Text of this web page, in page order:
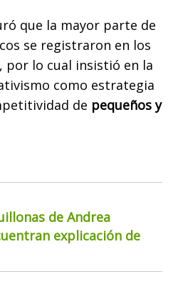
que la mayor parte de
se registraron en los
, por lo cual insistió en la
como estrategia
de pequeños y
de Andrea
explicación de